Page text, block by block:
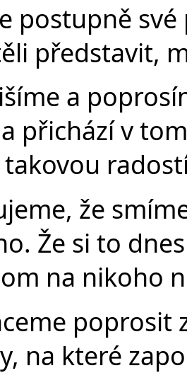
postupně
představit,
a
přichází v
takovou
že
Že si to
na nikoho
poprosit
na které